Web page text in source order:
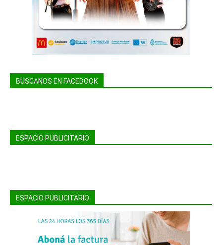
BUSCANOS EN FACEBOOK
ESPACIO PUBLICITARIO
ESPACIO PUBLICITARIO